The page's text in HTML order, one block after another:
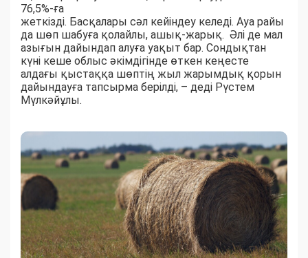
76,5%-ға
жеткізді. Басқалары сәл кейіндеу келеді. Ауа райы
да шөп шабуға қолайлы, ашық-жарық. Әлі де мал
азығын дайындап алуға уақыт бар. Сондықтан
күні кеше облыс әкімдігінде өткен кеңесте
алдағы қыстаққа шөптің жыл жарымдық қорын
дайындауға тапсырма берілді, – деді Рүстем
Мүлкәйұлы.